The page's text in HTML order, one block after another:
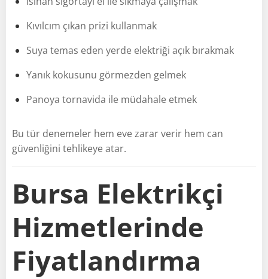
Kıvılcım çıkan prizi kullanmak
Suya temas eden yerde elektriği açık bırakmak
Yanık kokusunu görmezden gelmek
Panoya tornavida ile müdahale etmek
Bu tür denemeler hem eve zarar verir hem can
güvenliğini tehlikeye atar.
Bursa Elektrikçi
Hizmetlerinde
Fiyatlandırma